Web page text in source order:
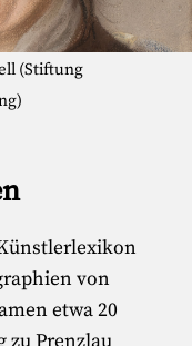
(Stiftung
von
etwa 20